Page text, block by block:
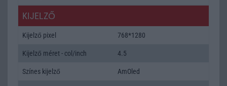
KIJELZŐ
Kijelző pixel 768*1280
Kijelző méret - col/inch 4.5
Színes kijelző AmOled